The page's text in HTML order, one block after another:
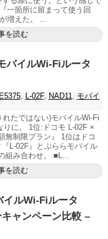
一箇所に留まって使う回
増えた。 ...
を読む
バイルWi-Fiルータ
E5375, L-02F, NAD11, モバイ
たではない)モバイルWi-Fi
りに。 1位:ドコモ L-02F ×
無制限プラン』 1位はドコ
L-02F』とぷららモバイル
組み合わせ。 ■L...
を読む
ルWi-Fiルータ
キャンペーン比較 –